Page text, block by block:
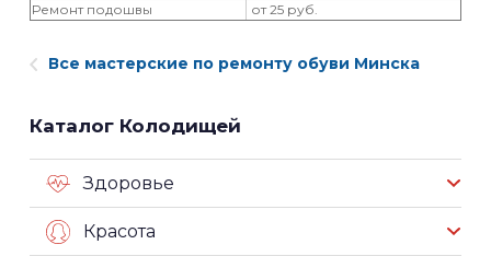
Ремонт подошвы
от 25 руб.
Все мастерские по ремонту обуви Минска
Каталог Колодищей
Здоровье
Красота